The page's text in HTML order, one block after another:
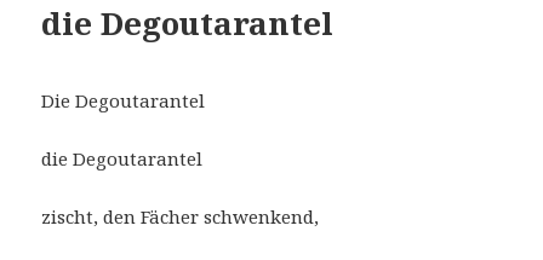
die Degoutarantel
Die Degoutarantel
die Degoutarantel
zischt, den Fächer schwenkend,